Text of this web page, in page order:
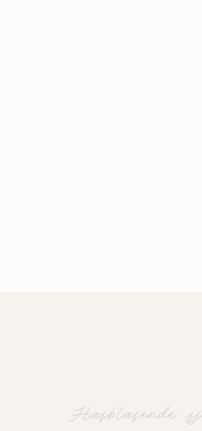
Hæsblæsende